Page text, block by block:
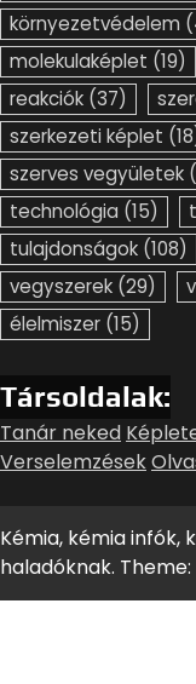
környezetvédelem
molekulaképlet (19)
reakciók (37)
szerkezeti képlet
szerves vegyületek
technológia (15)
tulajdonságok (108)
vegyszerek (29)
élelmiszer (15)
Társoldalak:
Tanár neked
Verselemzések
Kémia, kémia infók,
haladóknak.